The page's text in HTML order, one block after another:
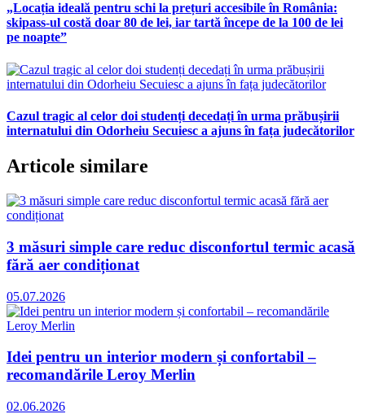
„Locația ideală pentru schi la prețuri accesibile în România:
skipass-ul costă doar 80 de lei, iar tartă începe de la 100 de lei
pe noapte”
Cazul tragic al celor doi studenți decedați în urma prăbușirii
internatului din Odorheiu Secuiesc a ajuns în fața judecătorilor
Articole similare
3 măsuri simple care reduc disconfortul termic acasă
fără aer condiționat
05.07.2026
Idei pentru un interior modern și confortabil –
recomandările Leroy Merlin
02.06.2026